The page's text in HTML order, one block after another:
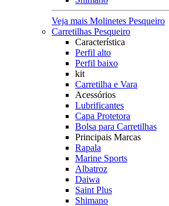
Veja mais Molinetes Pesqueiro
Carretilhas Pesqueiro
Característica
Perfil alto
Perfil baixo
kit
Carretilha e Vara
Acessórios
Lubrificantes
Capa Protetora
Bolsa para Carretilhas
Principais Marcas
Rapala
Marine Sports
Albatroz
Daiwa
Saint Plus
Shimano